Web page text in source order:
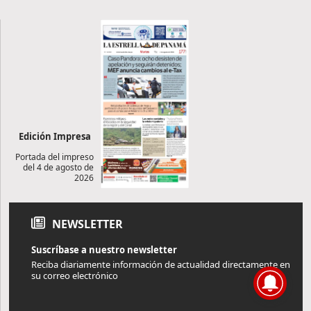
Edición Impresa
Portada del impreso
del 4 de agosto de
2026
NEWSLETTER
Suscríbase a nuestro newsletter
Reciba diariamente información de actualidad directamente en
su correo electrónico